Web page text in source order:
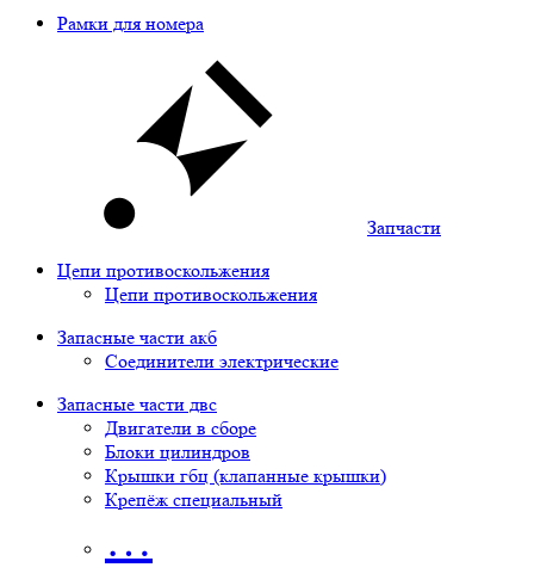
Рамки для номера
Запчасти
Цепи противоскольжения
Цепи противоскольжения
Запасные части акб
Соединители электрические
Запасные части двс
Двигатели в сборе
Блоки цилиндров
Крышки гбц (клапанные крышки)
Крепёж специальный
…